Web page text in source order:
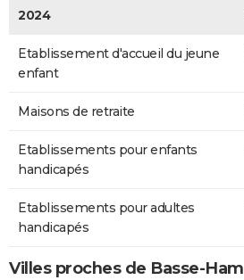
2024
Etablissement d'accueil du jeune
enfant
Maisons de retraite
Etablissements pour enfants
handicapés
Etablissements pour adultes
handicapés
Villes proches de Basse-Ham